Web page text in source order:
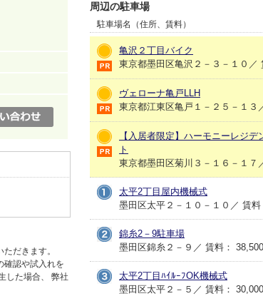
だきます。
確認や試入れを
した場合、 弊社
周辺の駐車場
駐車場名（住所、賃料）
亀沢２丁目バイク
東京都墨田区亀沢２－３－１０／
ヴェローナ亀戸LLH
東京都江東区亀戸１－２５－１３
【入居者限定】ハーモニーレジ
ト
東京都墨田区菊川３－１６－１７
太平2丁目屋内機械式
墨田区太平２－１０－１０／ 賃
錦糸2－9駐車場
墨田区錦糸２－９／ 賃料：
太平2丁目ﾊｲﾙｰﾌOK機械式
墨田区太平２－５／ 賃料：